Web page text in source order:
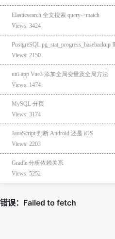
Elasticsearch 全文搜索 query->match
Views: 3424
PostgreSQL
Views: 2150
uni-app Vue3 添加全局变量及全局方法
Views: 1474
MySQL 分页
Views: 3174
JavaScript 判断 Android 还是 iOS
Views: 2203
Gradle 分析依赖关系
Views: 5252